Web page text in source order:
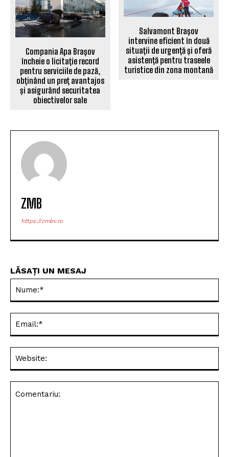
Compania Apa Brașov
încheie o licitație record
pentru serviciile de pază,
obținând un preț avantajos
și asigurând securitatea
obiectivelor sale
Salvamont Brașov
intervine eficient în două
situații de urgență și oferă
asistență pentru traseele
turistice din zona montană
ZMB
https://zmbv.ro
LĂSAȚI UN MESAJ